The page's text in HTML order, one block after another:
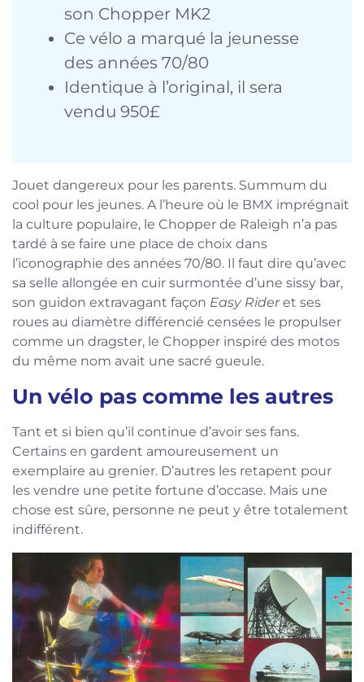
son Chopper MK2
Ce vélo a marqué la jeunesse
des années 70/80
Identique à l’original, il sera
vendu 950£
Jouet dangereux pour les parents. Summum du
cool pour les jeunes. A l’heure où le BMX imprégnait
la culture populaire, le Chopper de Raleigh n’a pas
tardé à se faire une place de choix dans
l’iconographie des années 70/80. Il faut dire qu’avec
sa selle allongée en cuir surmontée d’une sissy bar,
son guidon extravagant façon Easy Rideret ses
roues au diamètre différencié censées le propulser
comme un dragster, le Chopper inspiré des motos
du même nom avait une sacré gueule.
Un vélo pas comme les autres
Tant et si bien qu’il continue d’avoir ses fans.
Certains en gardent amoureusement un
exemplaire au grenier. D’autres les retapent pour
les vendre une petite fortune d’occase. Mais une
chose est sûre, personne ne peut y être totalement
indifférent.